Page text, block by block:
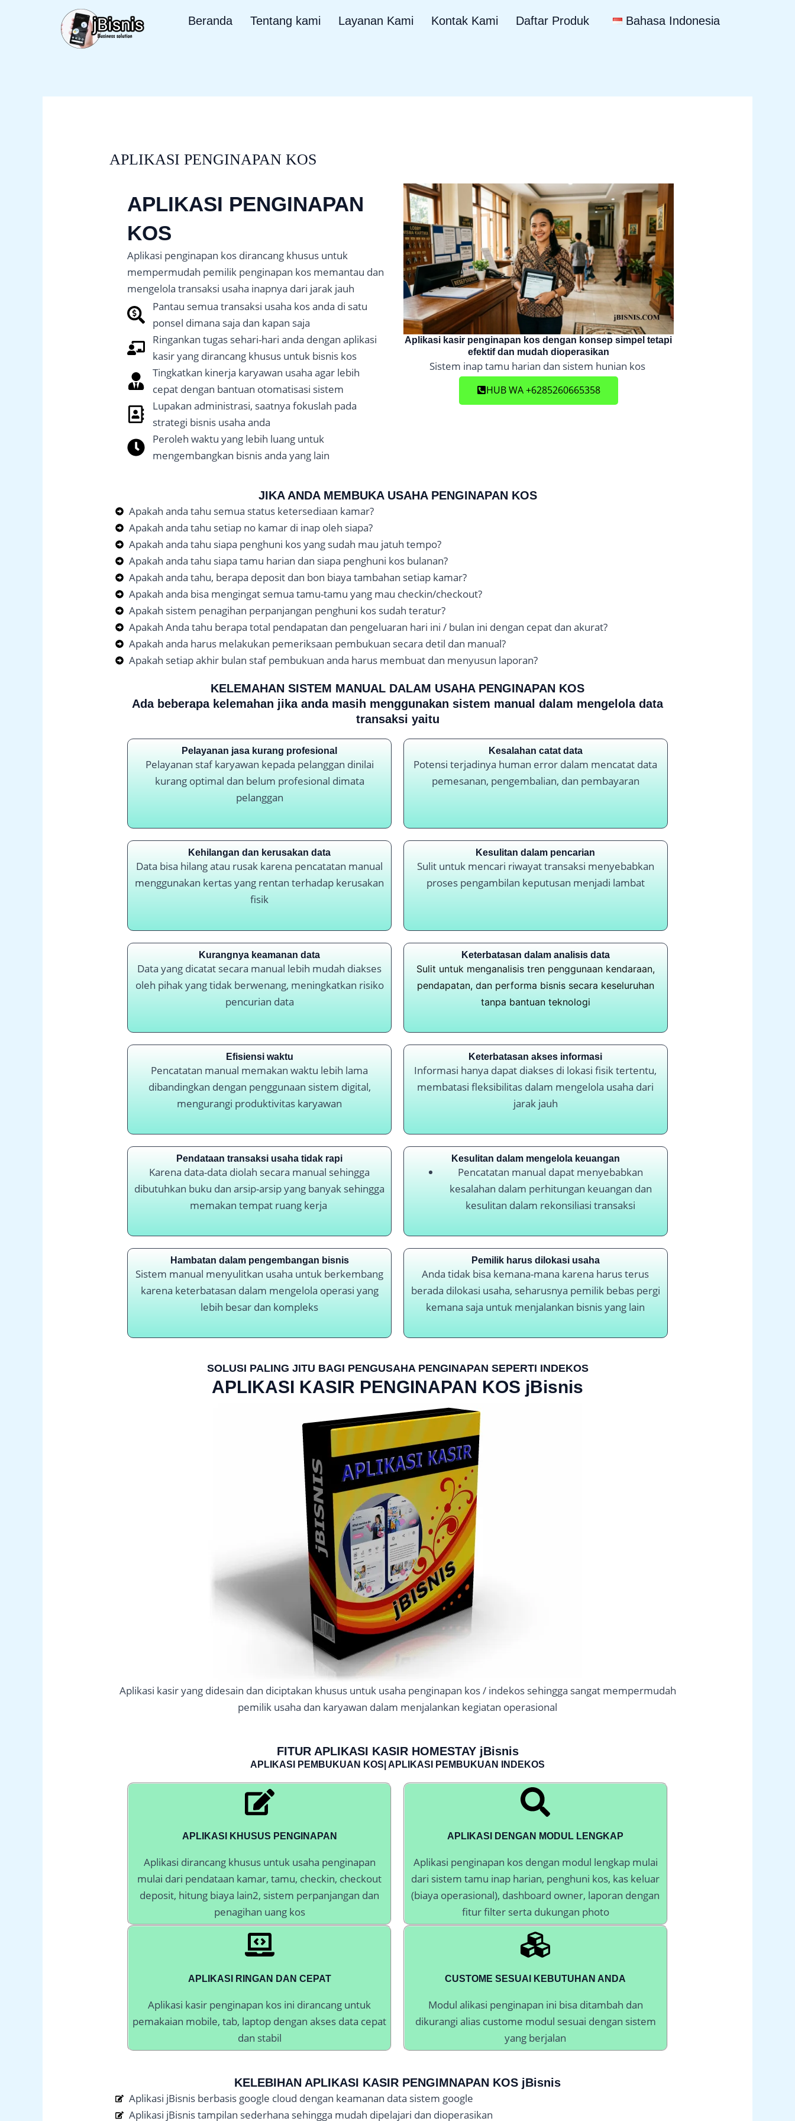
Beranda Tentang kami Layanan Kami Kontak Kami Daftar Produk Bahasa Indonesia
APLIKASI PENGINAPAN KOS
APLIKASI PENGINAPAN
KOS
Aplikasi penginapan kos dirancang khusus untuk
mempermudah pemilik penginapan kos memantau dan
mengelola transaksi usaha inapnya dari jarak jauh
Pantau semua transaksi usaha kos anda di satu
ponsel dimana saja dan kapan saja
Ringankan tugas sehari-hari anda dengan aplikasi
kasir yang dirancang khusus untuk bisnis kos
Tingkatkan kinerja karyawan usaha agar lebih
cepat dengan bantuan otomatisasi sistem
Lupakan administrasi, saatnya fokuslah pada
strategi bisnis usaha anda
Peroleh waktu yang lebih luang untuk
mengembangkan bisnis anda yang lain
Aplikasi kasir penginapan kos dengan konsep simpel tetapi
efektif dan mudah dioperasikan
Sistem inap tamu harian dan sistem hunian kos
HUB WA +6285260665358
JIKA ANDA MEMBUKA USAHA PENGINAPAN KOS
Apakah anda tahu semua status ketersediaan kamar?
Apakah anda tahu setiap no kamar di inap oleh siapa?
Apakah anda tahu siapa penghuni kos yang sudah mau jatuh tempo?
Apakah anda tahu siapa tamu harian dan siapa penghuni kos bulanan?
Apakah anda tahu, berapa deposit dan bon biaya tambahan setiap kamar?
Apakah anda bisa mengingat semua tamu-tamu yang mau checkin/checkout?
Apakah sistem penagihan perpanjangan penghuni kos sudah teratur?
Apakah Anda tahu berapa total pendapatan dan pengeluaran hari ini / bulan ini dengan cepat dan akurat?
Apakah anda harus melakukan pemeriksaan pembukuan secara detil dan manual?
Apakah setiap akhir bulan staf pembukuan anda harus membuat dan menyusun laporan?
KELEMAHAN SISTEM MANUAL DALAM USAHA PENGINAPAN KOS
Ada beberapa kelemahan jika anda masih menggunakan sistem manual dalam mengelola data
transaksi yaitu
Pelayanan jasa kurang profesional
Pelayanan staf karyawan kepada pelanggan dinilai
kurang optimal dan belum profesional dimata
pelanggan
Kesalahan catat data
Potensi terjadinya human error dalam mencatat data
pemesanan, pengembalian, dan pembayaran
Kehilangan dan kerusakan data
Data bisa hilang atau rusak karena pencatatan manual
menggunakan kertas yang rentan terhadap kerusakan
fisik
Kesulitan dalam pencarian
Sulit untuk mencari riwayat transaksi menyebabkan
proses pengambilan keputusan menjadi lambat
Kurangnya keamanan data
Data yang dicatat secara manual lebih mudah diakses
oleh pihak yang tidak berwenang, meningkatkan risiko
pencurian data
Keterbatasan dalam analisis data
Sulit untuk menganalisis tren penggunaan kendaraan,
pendapatan, dan performa bisnis secara keseluruhan
tanpa bantuan teknologi
Efisiensi waktu
Pencatatan manual memakan waktu lebih lama
dibandingkan dengan penggunaan sistem digital,
mengurangi produktivitas karyawan
Keterbatasan akses informasi
Informasi hanya dapat diakses di lokasi fisik tertentu,
membatasi fleksibilitas dalam mengelola usaha dari
jarak jauh
Pendataan transaksi usaha tidak rapi
Karena data-data diolah secara manual sehingga
dibutuhkan buku dan arsip-arsip yang banyak sehingga
memakan tempat ruang kerja
Kesulitan dalam mengelola keuangan
Pencatatan manual dapat menyebabkan
kesalahan dalam perhitungan keuangan dan
kesulitan dalam rekonsiliasi transaksi
Hambatan dalam pengembangan bisnis
Sistem manual menyulitkan usaha untuk berkembang
karena keterbatasan dalam mengelola operasi yang
lebih besar dan kompleks
Pemilik harus dilokasi usaha
Anda tidak bisa kemana-mana karena harus terus
berada dilokasi usaha, seharusnya pemilik bebas pergi
kemana saja untuk menjalankan bisnis yang lain
SOLUSI PALING JITU BAGI PENGUSAHA PENGINAPAN SEPERTI INDEKOS
APLIKASI KASIR PENGINAPAN KOS jBisnis
Aplikasi kasir yang didesain dan diciptakan khusus untuk usaha penginapan kos / indekos sehingga sangat mempermudah
pemilik usaha dan karyawan dalam menjalankan kegiatan operasional
FITUR APLIKASI KASIR HOMESTAY jBisnis
APLIKASI PEMBUKUAN KOS| APLIKASI PEMBUKUAN INDEKOS
APLIKASI KHUSUS PENGINAPAN
Aplikasi dirancang khusus untuk usaha penginapan
mulai dari pendataan kamar, tamu, checkin, checkout
deposit, hitung biaya lain2, sistem perpanjangan dan
penagihan uang kos
APLIKASI RINGAN DAN CEPAT
Aplikasi kasir penginapan kos ini dirancang untuk
pemakaian mobile, tab, laptop dengan akses data cepat
dan stabil
APLIKASI DENGAN MODUL LENGKAP
Aplikasi penginapan kos dengan modul lengkap mulai
dari sistem tamu inap harian, penghuni kos, kas keluar
(biaya operasional), dashboard owner, laporan dengan
fitur filter serta dukungan photo
CUSTOME SESUAI KEBUTUHAN ANDA
Modul alikasi penginapan ini bisa ditambah dan
dikurangi alias custome modul sesuai dengan sistem
yang berjalan
KELEBIHAN APLIKASI KASIR PENGIMNAPAN KOS jBisnis
Aplikasi jBisnis berbasis google cloud dengan keamanan data sistem google
Aplikasi jBisnis tampilan sederhana sehingga mudah dipelajari dan dioperasikan